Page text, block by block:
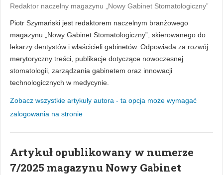
Redaktor naczelny magazynu „Nowy Gabinet Stomatologiczny”
Piotr Szymański jest redaktorem naczelnym branżowego
magazynu „Nowy Gabinet Stomatologiczny”, skierowanego do
lekarzy dentystów i właścicieli gabinetów. Odpowiada za rozwój
merytoryczny treści, publikacje dotyczące nowoczesnej
stomatologii, zarządzania gabinetem oraz innowacji
technologicznych w medycynie.
Zobacz wszystkie artykuły autora - ta opcja może wymagać
zalogowania na stronie
Artykuł opublikowany w numerze
7/2025 magazynu Nowy Gabinet